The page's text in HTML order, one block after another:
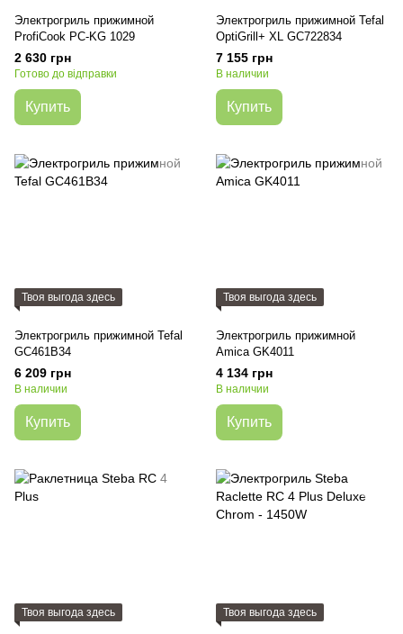
Электрогриль прижимной
ProfiCook PC-KG 1029
2 630 грн
Готово до відправки
Купить
Электрогриль прижимной Tefal
OptiGrill+ XL GC722834
7 155 грн
В наличии
Купить
Твоя выгода здесь
Электрогриль прижимной Tefal
GC461B34
6 209 грн
В наличии
Купить
Твоя выгода здесь
Электрогриль прижимной
Amica GK4011
4 134 грн
В наличии
Купить
Твоя выгода здесь Твоя выгода здесь